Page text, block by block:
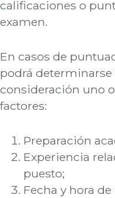
calificaciones o
examen.
En casos de
podrá
consideración uno
factores:
Preparación
Experiencia
puesto;
Fecha y hora